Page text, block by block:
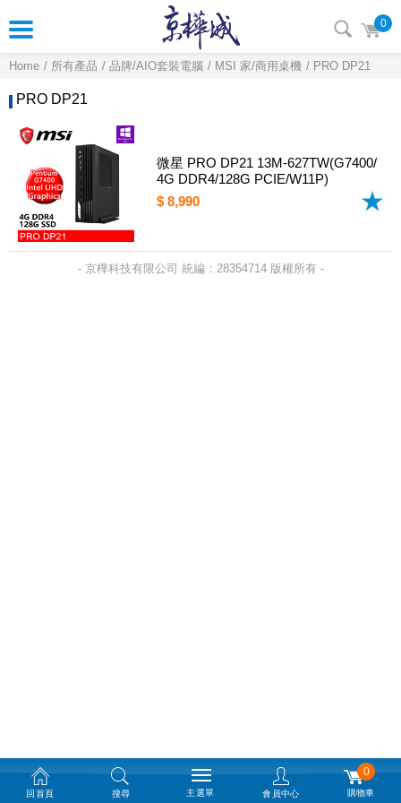
0
Home 所有產品 品牌/AIO套裝電腦 MSI 家/商用桌機 PRO DP21
PRO DP21
微星 PRO DP21 13M-627TW(G7400/
4G DDR4/128G PCIE/W11P)
$ 8,990
- 京樺科技有限公司 統編：28354714 版權所有 -
回首頁 搜尋 主選單 會員中心
0
購物車